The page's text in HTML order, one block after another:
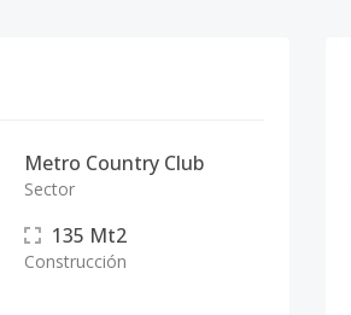
Metro Country Club
Sector
135 Mt2
Construcción